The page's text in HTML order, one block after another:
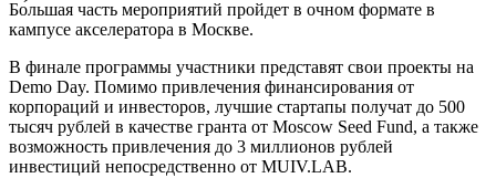
Бо́льшая часть мероприятий пройдет в очном формате в
кампусе акселератора в Москве.
В финале программы участники представят свои проекты на
Demo Day. Помимо привлечения финансирования от
корпораций и инвесторов, лучшие стартапы получат до 500
тысяч рублей в качестве гранта от Moscow Seed Fund, а также
возможность привлечения до 3 миллионов рублей
инвестиций непосредственно от MUIV.LAB.